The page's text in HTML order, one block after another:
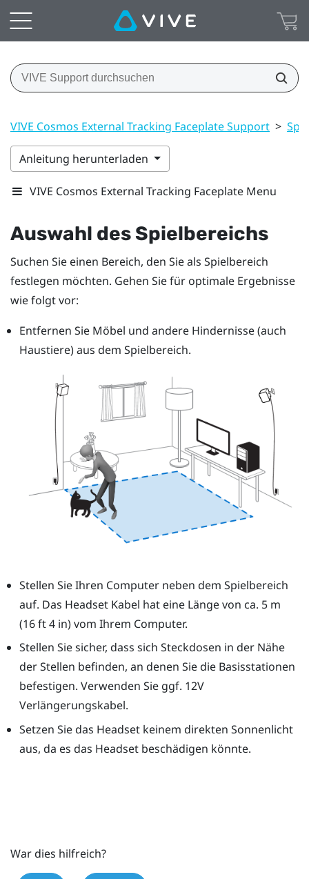
VIVE Cosmos External Tracking Faceplate Support >
Anleitung herunterladen
VIVE Cosmos External Tracking Faceplate Menu
Auswahl des Spielbereichs
Suchen Sie einen Bereich, den Sie als Spielbereich
festlegen möchten. Gehen Sie für optimale Ergebnisse
wie folgt vor:
Entfernen Sie Möbel und andere Hindernisse (auch
Haustiere) aus dem Spielbereich.
Stellen Sie Ihren Computer neben dem Spielbereich
auf. Das Headset Kabel hat eine Länge von ca. 5 m
(16 ft 4 in) vom Ihrem Computer.
Stellen Sie sicher, dass sich Steckdosen in der Nähe
der Stellen befinden, an denen Sie die Basisstationen
befestigen. Verwenden Sie ggf. 12V
Verlängerungskabel.
Setzen Sie das Headset keinem direkten Sonnenlicht
aus, da es das Headset beschädigen könnte.
War dies hilfreich?